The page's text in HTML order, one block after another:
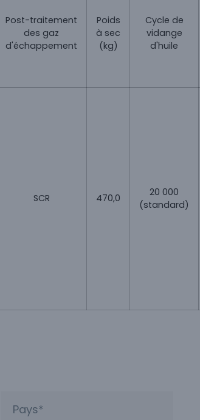
Post-traitement
des gaz
d'échappement
Poids
à sec
(kg)
Cycle de
vidange
d'huile
SCR 470,0
20 000
(standard)